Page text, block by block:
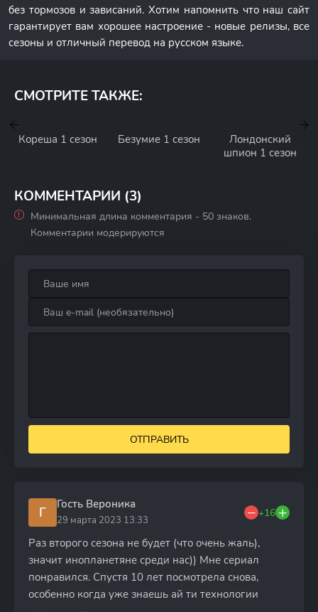
без тормозов и зависаний. Хотим напомнить что наш сайт
гарантирует вам хорошее настроение - новые релизы, все
сезоны и отличный перевод на русском языке.
СМОТРИТЕ ТАКЖЕ:
Кореша 1 сезон Безумие 1 сезон
Лондонский
шпион 1 сезон
КОММЕНТАРИИ (3)
Минимальная длина комментария - 50 знаков.
Комментарии модерируются
ОТПРАВИТЬ
Г Гость Вероника
29 марта 2023 13:33
+16
Раз второго сезона не будет (что очень жаль),
значит инопланетяне среди нас)) Мне сериал
понравился. Спустя 10 лет посмотрела снова,
особенно когда уже знаешь ай ти технологии